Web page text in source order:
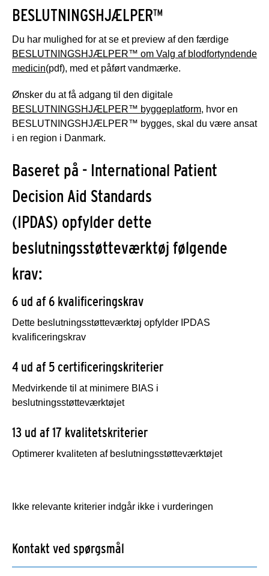
BESLUTNINGSHJÆLPER™
Du har mulighed for at se et preview af den færdige
BESLUTNINGSHJÆLPER™ om Valg af blodfortyndende
medicin(pdf), med et påført vandmærke.
Ønsker du at få adgang til den digitale
BESLUTNINGSHJÆLPER™ byggeplatform, hvor en
BESLUTNINGSHJÆLPER™ bygges, skal du være ansat
i en region i Danmark.
Baseret på - International Patient
Decision Aid Standards
(IPDAS) opfylder dette
beslutningsstøtteværktøj følgende
krav:
6 ud af 6 kvalificeringskrav
Dette beslutningsstøtteværktøj opfylder IPDAS
kvalificeringskrav
4 ud af 5 certificeringskriterier
Medvirkende til at minimere BIAS i
beslutningsstøtteværktøjet
13 ud af 17 kvalitetskriterier
Optimerer kvaliteten af beslutningsstøtteværktøjet
Ikke relevante kriterier indgår ikke i vurderingen
Kontakt ved spørgsmål